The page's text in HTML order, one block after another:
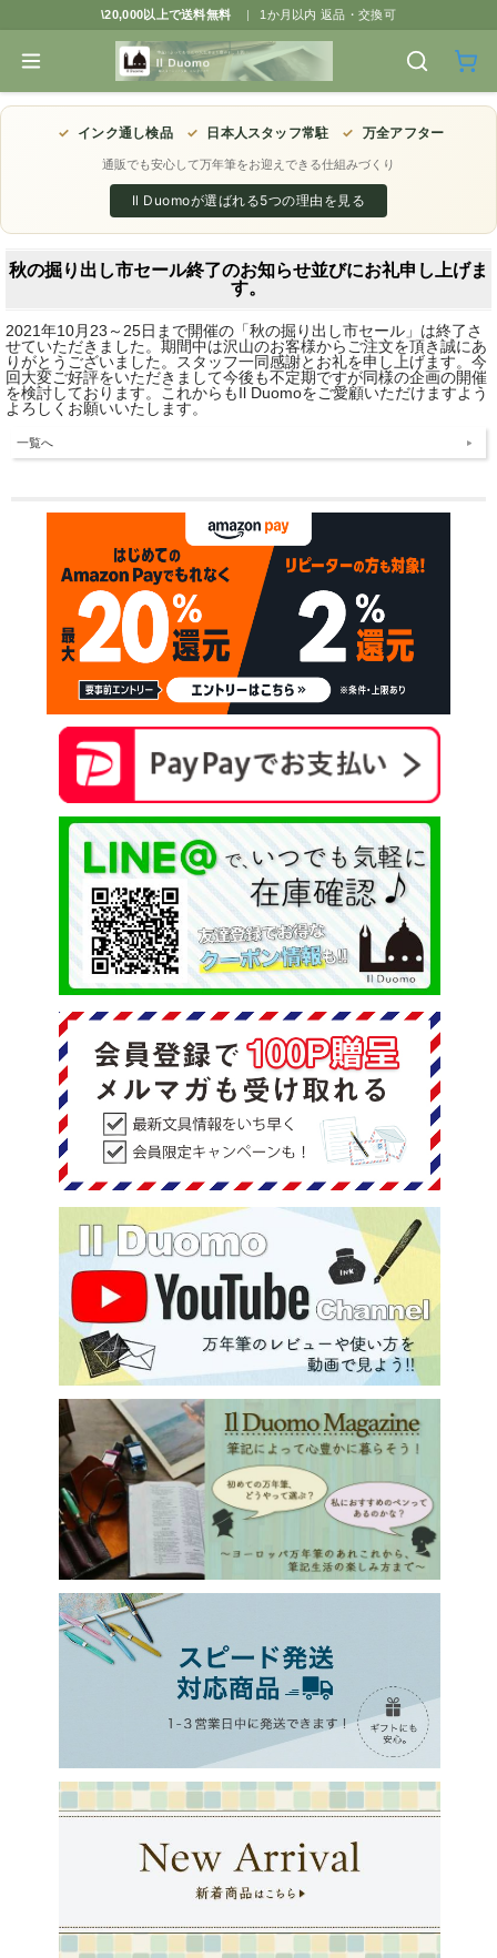
\20,000以上で送料無料 | 1か月以内 返品・交換可
✓ インク通し検品 ✓ 日本人スタッフ常駐 ✓ 万全アフター
通販でも安心して万年筆をお迎えできる仕組みづくり
Il Duomoが選ばれる5つの理由を見る
秋の掘り出し市セール終了のお知らせ並びにお礼申し上げま
す。
2021年10月23～25日まで開催の「秋の掘り出し市セール」は終了さ
せていただきました。期間中は沢山のお客様からご注文を頂き誠にあ
りがとうございました。スタッフ一同感謝とお礼を申し上げます。今
回大変ご好評をいただきまして今後も不定期ですが同様の企画の開催
を検討しております。これからもIl Duomoをご愛顧いただけますよう
よろしくお願いいたします。
一覧へ